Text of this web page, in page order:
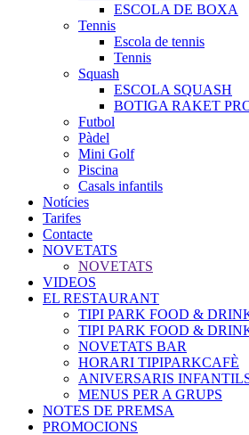
ESCOLA DE BOXA
Tennis
Escola de tennis
Tennis
Squash
ESCOLA SQUASH
BOTIGA RAKET
Futbol
Pàdel
Mini Golf
Piscina
Casals infantils
Notícies
Tarifes
Contacte
NOVETATS
NOVETATS
VIDEOS
EL RESTAURANT
TIPI PARK FOOD &
TIPI PARK FOOD &
NOVETATS BAR
HORARI TIPIPARKCAFÈ
ANIVERSARIS
MENUS PER A GRUPS
NOTES DE PREMSA
PROMOCIONS